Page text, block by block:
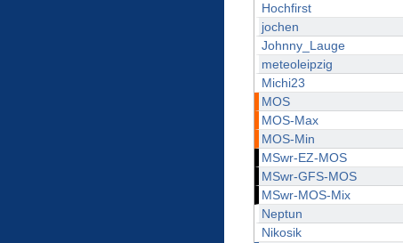
Hochfirst
jochen
Johnny_Lauge
meteoleipzig
Michi23
MOS
MOS-Max
MOS-Min
MSwr-EZ-MOS
MSwr-GFS-MOS
MSwr-MOS-Mix
Neptun
Nikosik